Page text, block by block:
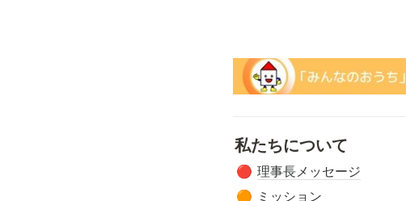
私たちについて
🔴 理事長メッセージ
🟠 ミッション